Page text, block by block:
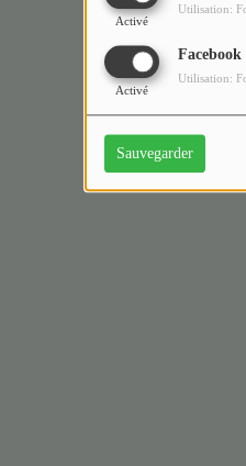
Activé
Utilisation:
Facebook
Activé
Utilisation:
Sauvegarder